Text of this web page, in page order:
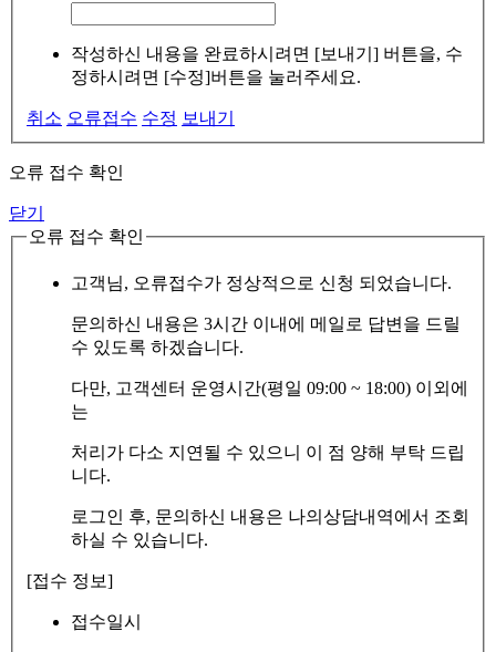
작성하신 내용을 완료하시려면 [보내기] 버튼을, 수
정하시려면 [수정]버튼을 눌러주세요.
취소 오류접수 수정 보내기
오류 접수 확인
닫기
오류 접수 확인
고객님, 오류접수가 정상적으로 신청 되었습니다.
문의하신 내용은 3시간 이내에 메일로 답변을 드릴
수 있도록 하겠습니다.
다만, 고객센터 운영시간(평일 09:00 ~ 18:00) 이외에
는
처리가 다소 지연될 수 있으니 이 점 양해 부탁 드립
니다.
로그인 후, 문의하신 내용은 나의상담내역에서 조회
하실 수 있습니다.
[접수 정보]
접수일시